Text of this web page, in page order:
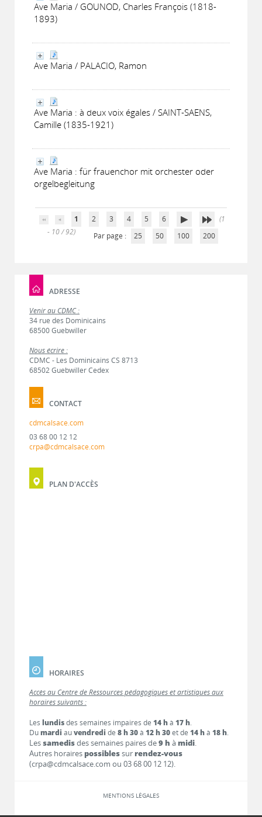
Ave Maria / GOUNOD, Charles François (1818-
1893)
Ave Maria / PALACIO, Ramon
Ave Maria : à deux voix égales / SAINT-SAENS,
Camille (1835-1921)
Ave Maria : für frauenchor mit orchester oder
orgelbegleitung
1 2 3 4 5 6
(1
- 10 / 92)
Par page : 25 50 100 200
ADRESSE
Venir au CDMC :
34 rue des Dominicains
68500 Guebwiller
Nous écrire :
CDMC - Les Dominicains CS 8713
68502 Guebwiller Cedex
CONTACT
cdmcalsace.com
03 68 00 12 12
crpa@cdmcalsace.com
PLAN D'ACCÈS
HORAIRES
Accès au Centre de Ressources pédagogiques et artistiques aux
horaires suivants :
Les lundisdes semaines impaires de 14 hà 17 h.
Dumardi auvendredi de 8 h 30à 12 h 30et de 14 hà 18 h.
Lessamedisdes semaines paires de9 h à midi.
Autres horaires possiblessur rendez-vous
(crpa@cdmcalsace.com ou 03 68 00 12 12).
MENTIONS LÉGALES